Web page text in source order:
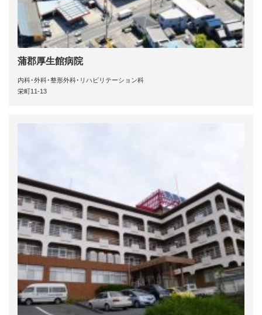
蒲郡厚生館病院
内科･外科･整形外科･リハビリテーション科
栄町11-13